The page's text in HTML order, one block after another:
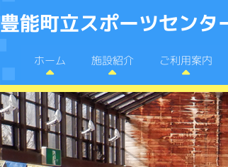
豊能町立スポーツセンタ
ホーム 施設紹介 ご利用案内